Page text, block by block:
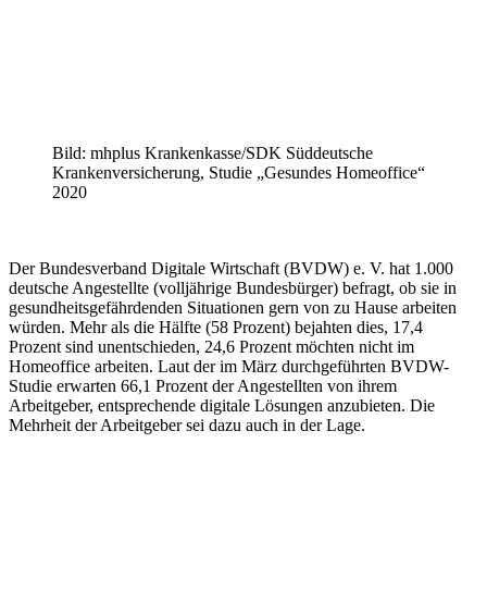
Bild: mhplus Krankenkasse/SDK Süddeutsche
Krankenversicherung, Studie „Gesundes Homeoffice“
2020
Der Bundesverband Digitale Wirtschaft (BVDW) e. V. hat 1.000
deutsche Angestellte (volljährige Bundesbürger) befragt, ob sie in
gesundheitsgefährdenden Situationen gern von zu Hause arbeiten
würden. Mehr als die Hälfte (58 Prozent) bejahten dies, 17,4
Prozent sind unentschieden, 24,6 Prozent möchten nicht im
Homeoffice arbeiten. Laut der im März durchgeführten BVDW-
Studie erwarten 66,1 Prozent der Angestellten von ihrem
Arbeitgeber, entsprechende digitale Lösungen anzubieten. Die
Mehrheit der Arbeitgeber sei dazu auch in der Lage.